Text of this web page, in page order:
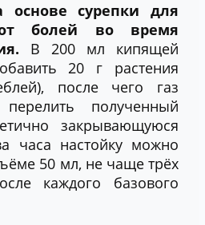
основе сурепки для
болей во время
В 200 мл кипящей
20 г растения
после чего газ
полученный
закрывающуюся
часа настойку можно
50 мл, не чаще трёх
каждого базового